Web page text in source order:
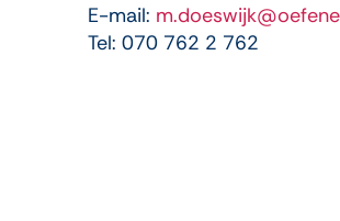
E-mail:
Tel: 070 762 2 762